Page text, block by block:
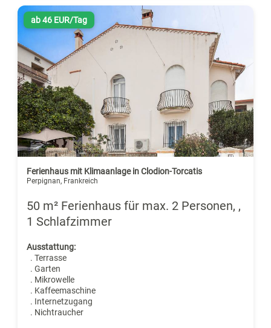
ab 46 EUR/Tag
Ferienhaus mit Klimaanlage in Clodion-Torcatis
Perpignan, Frankreich
50 m² Ferienhaus für max. 2 Personen, ,
1 Schlafzimmer
Ausstattung:
. Terrasse
. Garten
. Mikrowelle
. Kaffeemaschine
. Internetzugang
. Nichtraucher